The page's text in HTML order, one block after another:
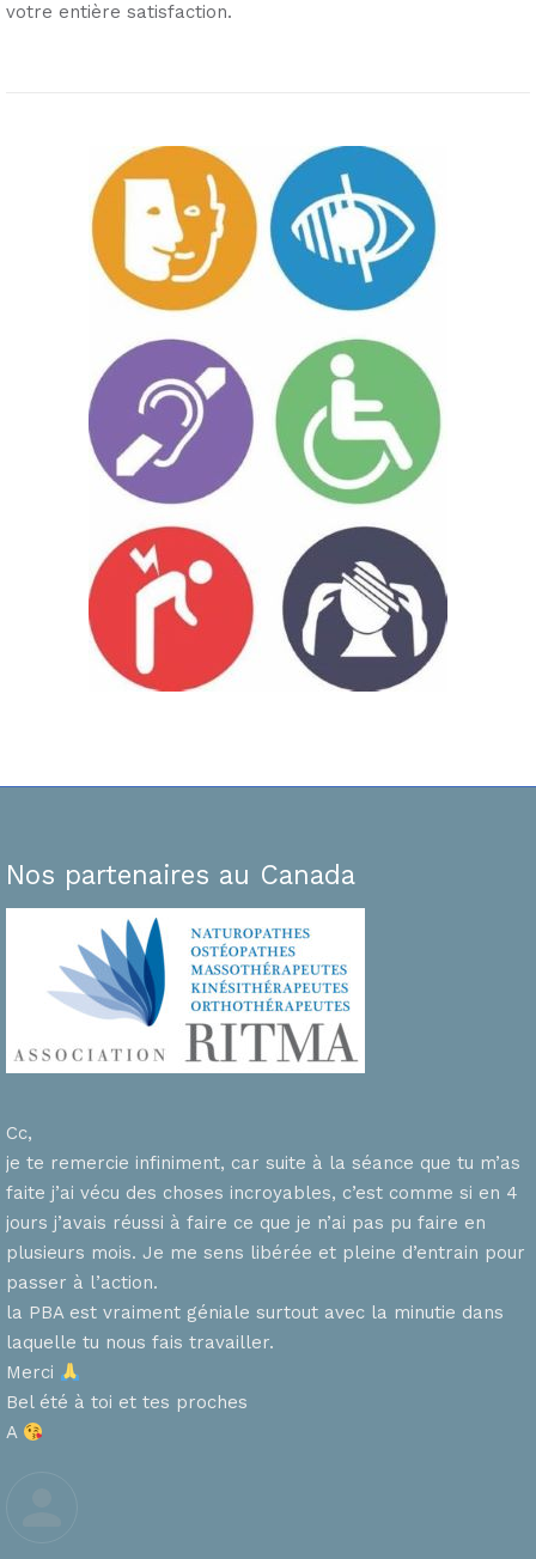
votre entière satisfaction.
Nos partenaires au Canada
Cc,
je te remercie infiniment, car suite à la séance que tu m’as
faite j’ai vécu des choses incroyables, c’est comme si en 4
jours j’avais réussi à faire ce que je n’ai pas pu faire en
plusieurs mois. Je me sens libérée et pleine d’entrain pour
passer à l’action.
la PBA est vraiment géniale surtout avec la minutie dans
laquelle tu nous fais travailler.
Merci
Bel été à toi et tes proches
A